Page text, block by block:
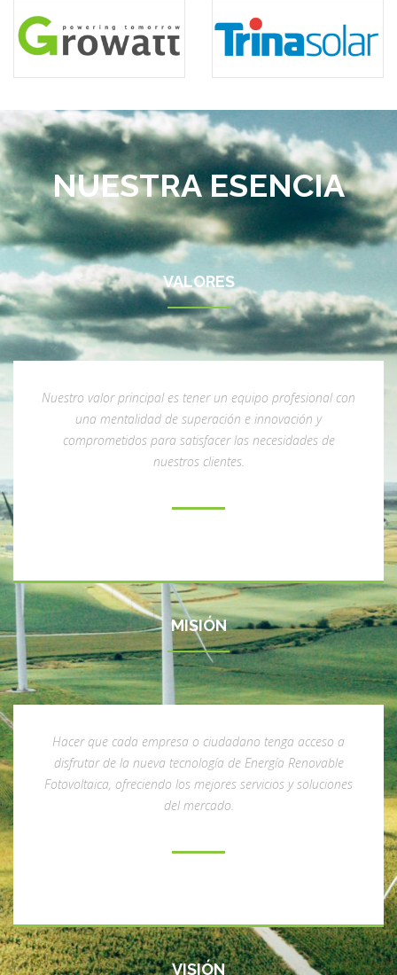
NUESTRA ESENCIA
VALORES
Nuestro valor principal es tener un equipo profesional con
una mentalidad de superación e innovación y
comprometidos para satisfacer las necesidades de
nuestros clientes.
MISIÓN
Hacer que cada empresa o ciudadano tenga acceso a
disfrutar de la nueva tecnología de Energía Renovable
Fotovoltaica, ofreciendo los mejores servicios y soluciones
del mercado.
VISIÓN